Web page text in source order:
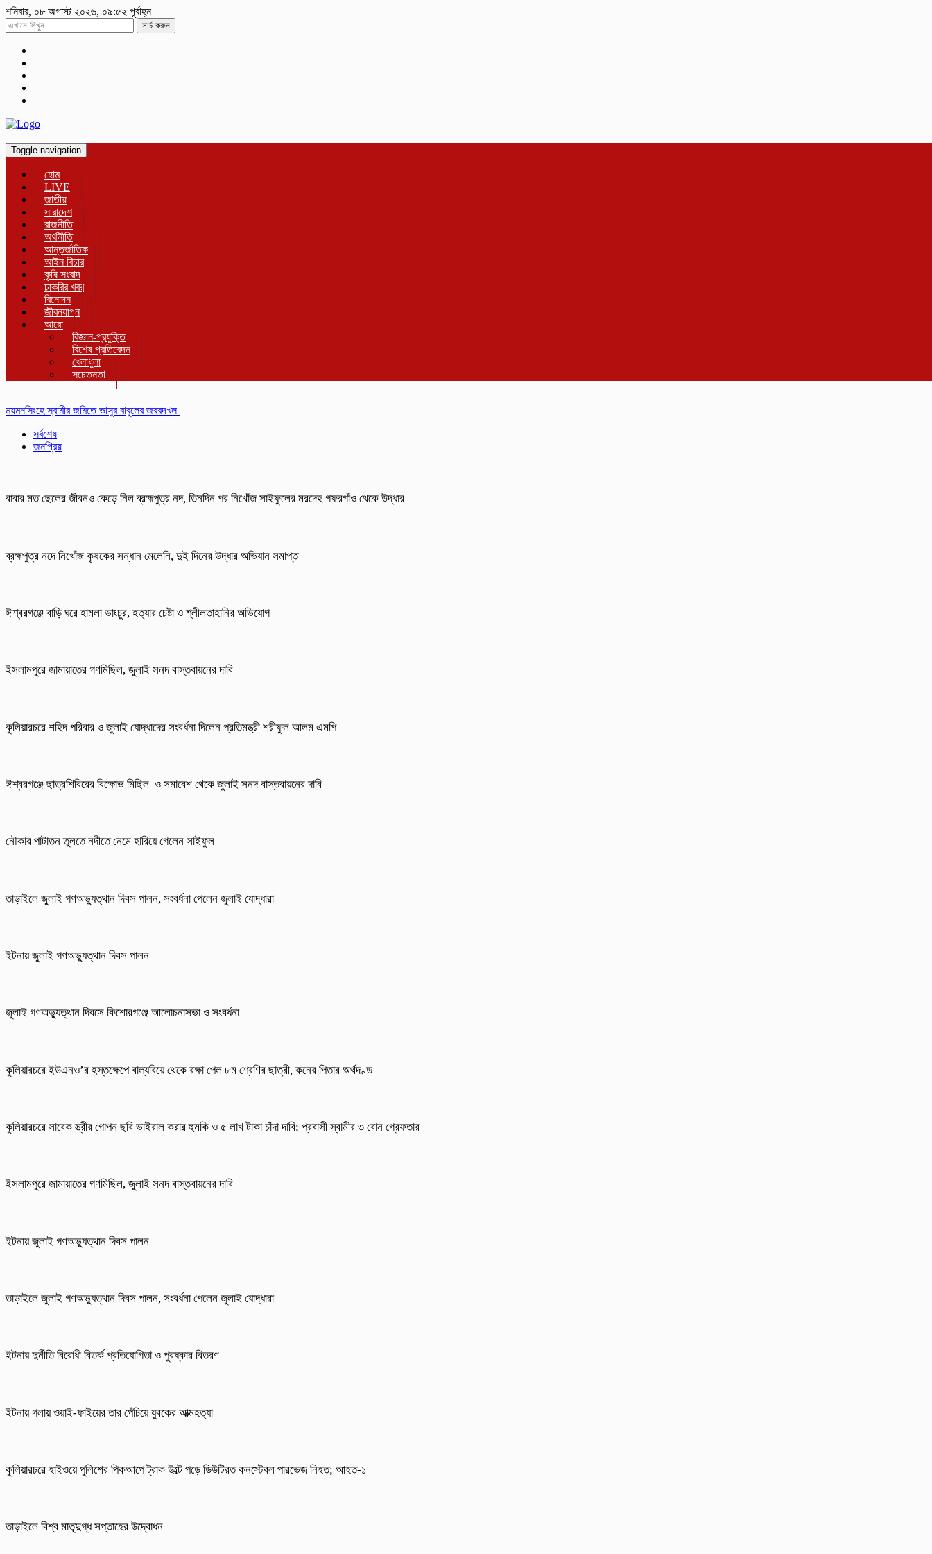
শনিবার, ০৮ অগাস্ট ২০২৬, ০৯:৫২ পূর্বাহ্ন
সার্চ করুন
Toggle navigation
হোম
LIVE
জাতীয়
সারাদেশ
রাজনীতি
অর্থনীতি
আন্তর্জাতিক
আইন বিচার
কৃষি সংবাদ
চাকরির খবর
বিনোদন
জীবনযাপন
আরো
বিজ্ঞান-প্রযুক্তি
বিশেষ প্রতিবেদন
খেলাধুলা
সচেতনতা
ময়মনসিংহে স্বামীর জমিতে ভাসুর বাবুলের জরবদখল
সর্বশেষ
জনপ্রিয়
বাবার মত ছেলের জীবনও কেড়ে নিল ব্রহ্মপুত্র নদ, তিনদিন পর নিখোঁজ সাইফুলের মরদেহ গফরগাঁও থেকে উদ্ধার
ব্রহ্মপুত্র নদে নিখোঁজ কৃষকের সন্ধান মেলেনি, দুই দিনের উদ্ধার অভিযান সমাপ্ত
ঈশ্বরগঞ্জে বাড়ি ঘরে হামলা ভাংচুর, হত্যার চেষ্টা ও শ্লীলতাহানির অভিযোগ
ইসলামপুরে জামায়াতের গণমিছিল, জুলাই সনদ বাস্তবায়নের দাবি
কুলিয়ারচরে শহিদ পরিবার ও জুলাই যোদ্ধাদের সংবর্ধনা দিলেন প্রতিমন্ত্রী শরীফুল আলম এমপি
ঈশ্বরগঞ্জে ছাত্রশিবিরের বিক্ষোভ মিছিল ও সমাবেশ থেকে জুলাই সনদ বাস্তবায়নের দাবি
নৌকার পাটাতন তুলতে নদীতে নেমে হারিয়ে গেলেন সাইফুল
তাড়াইলে জুলাই গণঅভ্যুত্থান দিবস পালন, সংবর্ধনা পেলেন জুলাই যোদ্ধারা
ইটনায় জুলাই গণঅভ্যুত্থান দিবস পালন
জুলাই গণঅভ্যুত্থান দিবসে কিশোরগঞ্জে আলোচনাসভা ও সংবর্ধনা
কুলিয়ারচরে ইউএনও’র হস্তক্ষেপে বাল্যবিয়ে থেকে রক্ষা পেল ৮ম শ্রেণির ছাত্রী, কনের পিতার অর্থদণ্ড
কুলিয়ারচরে সাবেক স্ত্রীর গোপন ছবি ভাইরাল করার হুমকি ও ৫ লাখ টাকা চাঁদা দাবি; প্রবাসী স্বামীর ৩ বোন গ্রেফতার
ইসলামপুরে জামায়াতের গণমিছিল, জুলাই সনদ বাস্তবায়নের দাবি
ইটনায় জুলাই গণঅভ্যুত্থান দিবস পালন
তাড়াইলে জুলাই গণঅভ্যুত্থান দিবস পালন, সংবর্ধনা পেলেন জুলাই যোদ্ধারা
ইটনায় দুর্নীতি বিরোধী বিতর্ক প্রতিযোগিতা ও পুরষ্কার বিতরণ
ইটনায় গলায় ওয়াই-ফাইয়ের তার পেঁচিয়ে যুবকের আত্মহত্যা
কুলিয়ারচরে হাইওয়ে পুলিশের পিকআপে ট্রাক উল্টে পড়ে ডিউটিরত কনস্টেবল পারভেজ নিহত; আহত-১
তাড়াইলে বিশ্ব মাতৃদুগ্ধ সপ্তাহের উদ্বোধন